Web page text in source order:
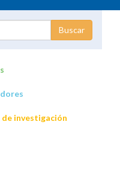
investigación